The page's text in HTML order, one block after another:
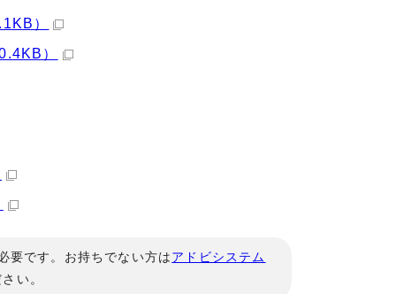
）
）
要です。お持ちでない方はアドビシステム
い。